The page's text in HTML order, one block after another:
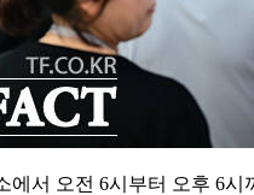
에서 오전 6시부터 오후 6시